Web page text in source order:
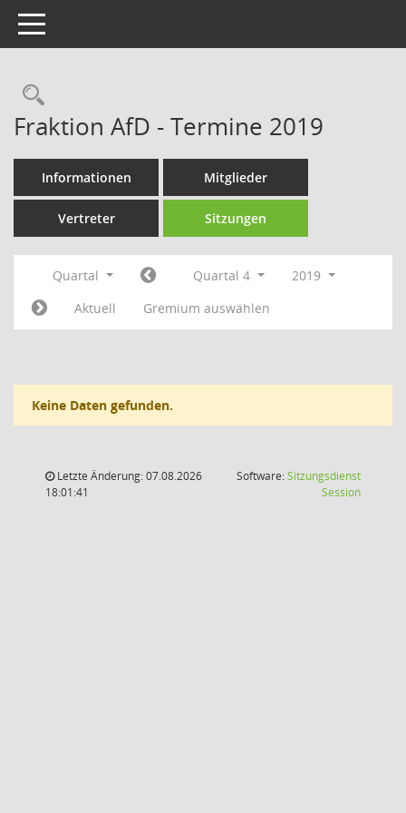
Toggle navigation
Rechercheauswahl
Fraktion AfD - Termine 2019
Informationen Mitglieder
Vertreter Sitzungen
Quartal Quartal 4
2019
Aktuell
Gremium auswählen
Keine Daten gefunden.
Letzte Änderung: 07.08.2026
18:01:41
Software:Sitzungsdienst
Session(Wird in